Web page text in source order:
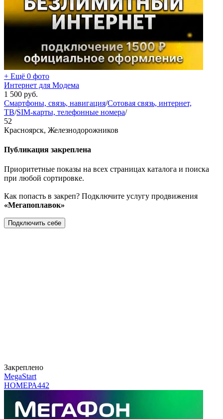
+ Ещё 0 фото
Интернет для Модема
1 500 руб.
Смартфоны, связь, навигация/Сотовая связь, интернет,
ТВ/SIM-карты, телефонные номера/
52
Красноярск, Железнодорожников
Публикация закреплена
Приоритетные показы на всех страницах каталога и поиска
при любой сортировке.
Как попасть в закреп? Подключите услугу продвижения
«Мегапоплавок»
Подключить себе
Закреплено
MegaStart
НОМЕРА442